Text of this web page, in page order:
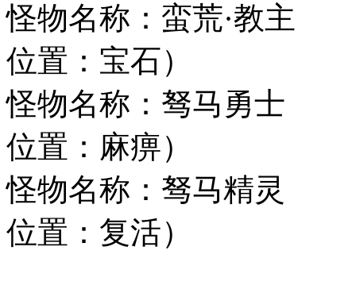
怪物名称：蛮荒
位置：宝石）
怪物名称：驽
位置：麻痹）
怪物名称：驽
位置：复活）